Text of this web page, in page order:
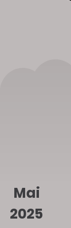
Mai
2025